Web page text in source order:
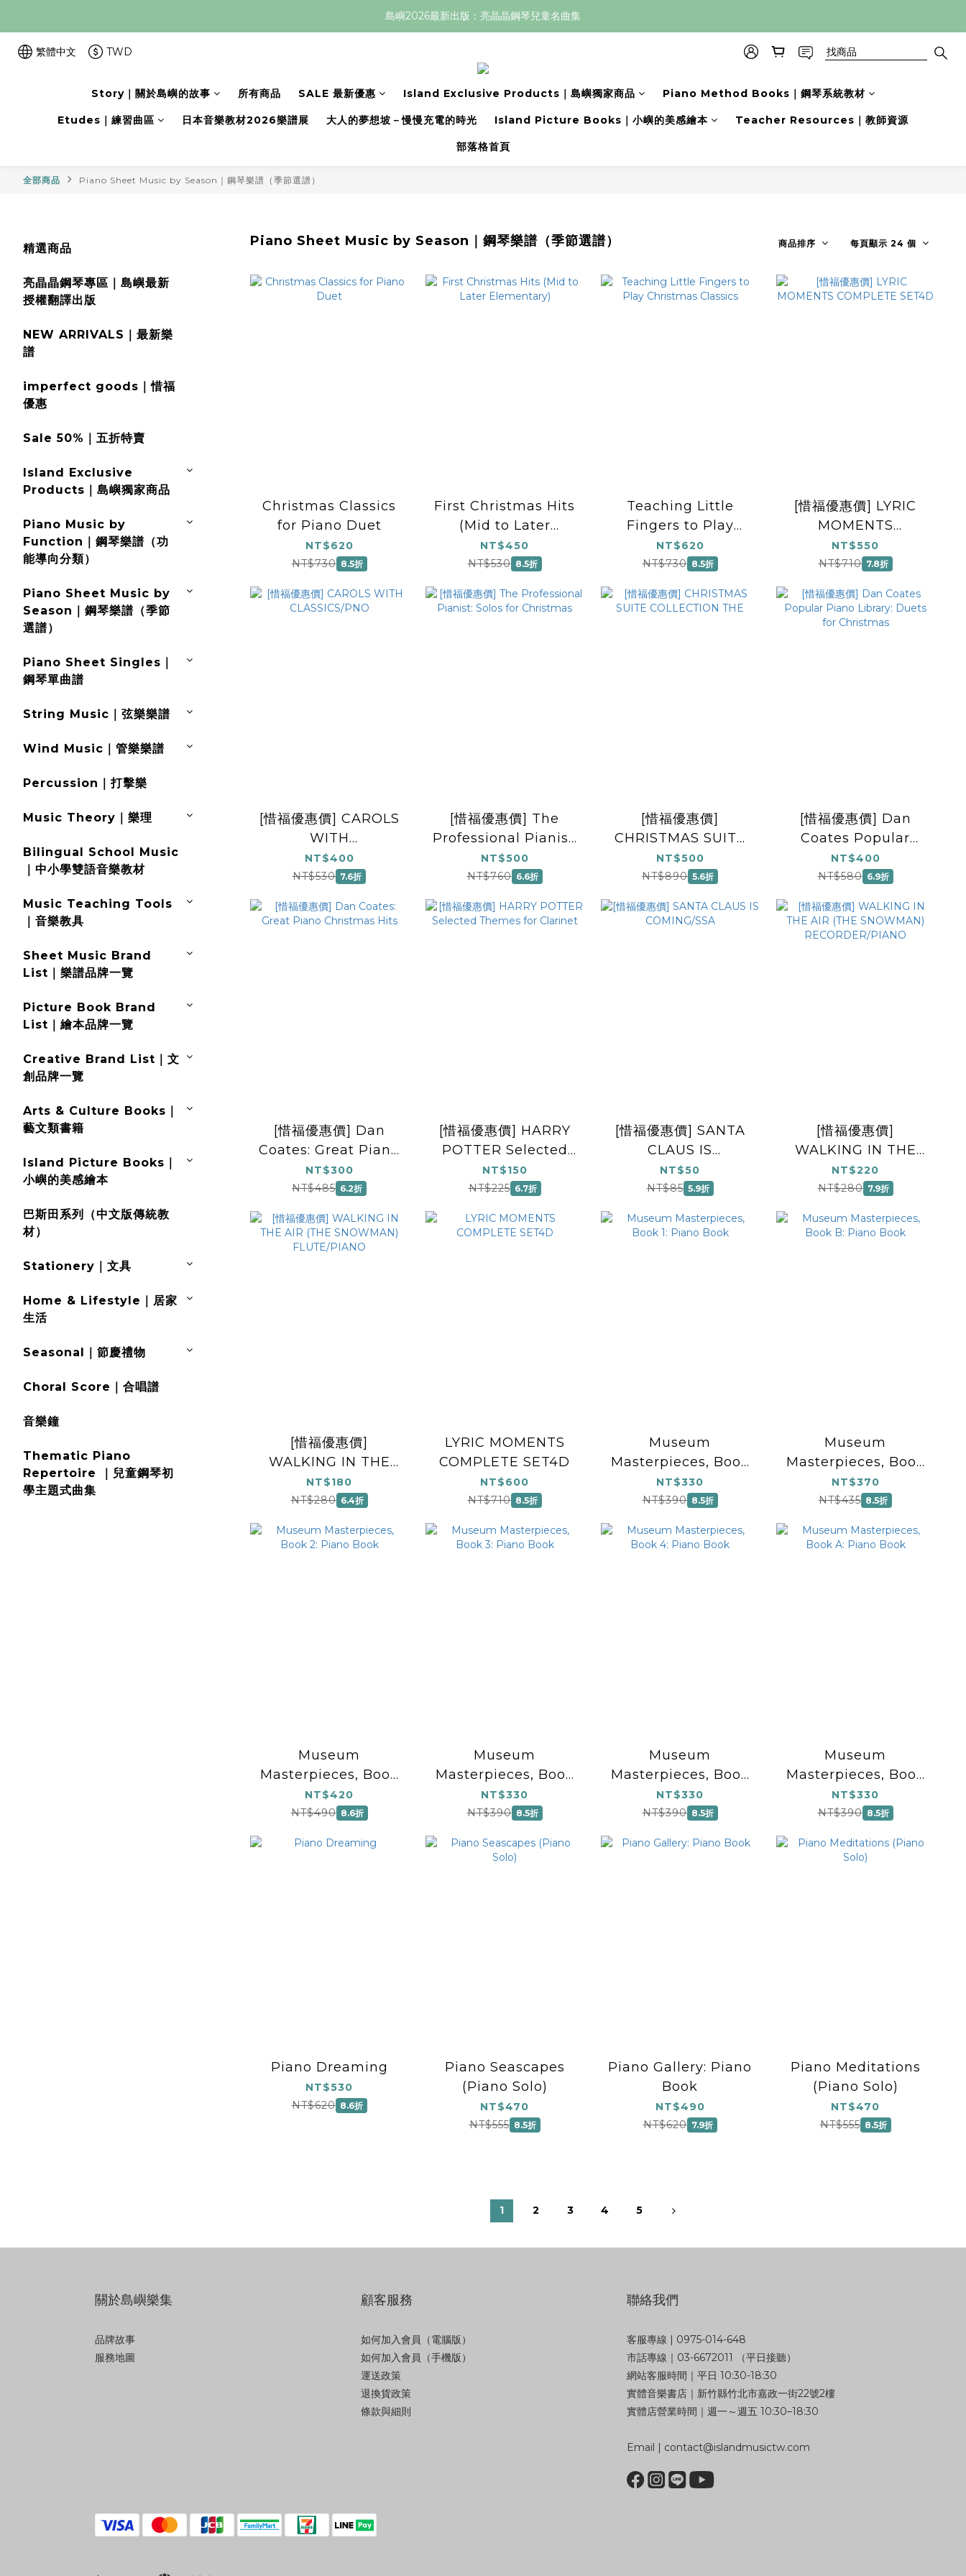
島嶼2026最新出版：亮晶晶鋼琴兒童名曲集
繁體中文 TWD
Story｜關於島嶼的故事 所有商品 SALE 最新優惠 Island Exclusive Products｜島嶼獨家商品 Piano Method Books｜鋼琴系統教材
Etudes｜練習曲區 日本音樂教材2026樂譜展 大人的夢想坡－慢慢充電的時光 Island Picture Books｜小嶼的美感繪本 Teacher Resources｜教師資源
部落格首頁
全部商品 Piano Sheet Music by Season｜鋼琴樂譜（季節選譜）
精選商品
亮晶晶鋼琴專區｜島嶼最新
授權翻譯出版
NEW ARRIVALS｜最新樂
譜
imperfect goods｜惜福
優惠
Sale 50%｜五折特賣
Island Exclusive
Products｜島嶼獨家商品
Piano Music by
Function｜鋼琴樂譜（功
能導向分類）
Piano Sheet Music by
Season｜鋼琴樂譜（季節
選譜）
Piano Sheet Singles｜
鋼琴單曲譜
String Music｜弦樂樂譜
Wind Music｜管樂樂譜
Percussion｜打擊樂
Music Theory｜樂理
Bilingual School Music
｜中小學雙語音樂教材
Music Teaching Tools
｜音樂教具
Sheet Music Brand
List｜樂譜品牌一覽
Picture Book Brand
List｜繪本品牌一覽
Creative Brand List｜文
創品牌一覽
Arts & Culture Books｜
藝文類書籍
Island Picture Books｜
小嶼的美感繪本
巴斯田系列（中文版傳統教
材）
Stationery｜文具
Home & Lifestyle｜居家
生活
Seasonal｜節慶禮物
Choral Score｜合唱譜
音樂鐘
Thematic Piano
Repertoire ｜兒童鋼琴初
學主題式曲集
Piano Sheet Music by Season｜鋼琴樂譜（季節選譜） 商品排序 每頁顯示 24 個
Christmas Classics
for Piano Duet
NT$620
NT$730 8.5折
First Christmas Hits
(Mid to Later
Elementary)
NT$450
NT$530 8.5折
Teaching Little
Fingers to Play
Christmas Classics
NT$620
NT$730 8.5折
[惜福優惠價] LYRIC
MOMENTS
COMPLETE SET4D
NT$550
NT$710 7.8折
[惜福優惠價] CAROLS
WITH
CLASSICS/PNO
NT$400
NT$530 7.6折
[惜福優惠價] The
Professional Pianist:
Solos for Christmas
NT$500
NT$760 6.6折
[惜福優惠價]
CHRISTMAS SUITE
COLLECTION THE
NT$500
NT$890 5.6折
[惜福優惠價] Dan
Coates Popular
Piano Library: Duets
for Christmas
NT$400
NT$580 6.9折
[惜福優惠價] Dan
Coates: Great Piano
Christmas Hits
NT$300
NT$485 6.2折
[惜福優惠價] HARRY
POTTER Selected
Themes for Clarinet
NT$150
NT$225 6.7折
[惜福優惠價] SANTA
CLAUS IS
COMING/SSA
NT$50
NT$85 5.9折
[惜福優惠價]
WALKING IN THE
AIR (THE
SNOWMAN)
NT$220
NT$280 7.9折
[惜福優惠價]
WALKING IN THE
AIR (THE
SNOWMAN)
NT$180
NT$280 6.4折
LYRIC MOMENTS
COMPLETE SET4D
NT$600
NT$710 8.5折
Museum
Masterpieces, Book
1: Piano Book
NT$330
NT$390 8.5折
Museum
Masterpieces, Book
B: Piano Book
NT$370
NT$435 8.5折
Museum
Masterpieces, Book
2: Piano Book
NT$420
NT$490 8.6折
Museum
Masterpieces, Book
3: Piano Book
NT$330
NT$390 8.5折
Museum
Masterpieces, Book
4: Piano Book
NT$330
NT$390 8.5折
Museum
Masterpieces, Book
A: Piano Book
NT$330
NT$390 8.5折
Piano Dreaming
NT$530
NT$620 8.6折
Piano Seascapes
(Piano Solo)
NT$470
NT$555 8.5折
Piano Gallery: Piano
Book
NT$490
NT$620 7.9折
Piano Meditations
(Piano Solo)
NT$470
NT$555 8.5折
1 2 3 4 5
關於島嶼樂集
品牌故事
服務地圖
顧客服務
如何加入會員（電腦版）
如何加入會員（手機版）
運送政策
退換貨政策
條款與細則
聯絡我們
客服專線 | 0975-014-648
市話專線｜03-6672011 （平日接聽）
網站客服時間｜平日 10:30-18:30
實體音樂書店｜新竹縣竹北市嘉政一街22號2樓
實體店營業時間｜週一～週五 10:30–18:30
Email | contact@islandmusictw.com